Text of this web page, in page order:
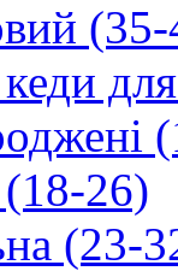
кеди
(18-26)
(23-